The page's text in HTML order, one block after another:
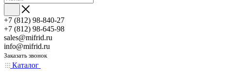
+7 (812) 98-840-27
+7 (812) 98-645-98
sales@mifrid.ru
info@mifrid.ru
Заказать звонок
Каталог